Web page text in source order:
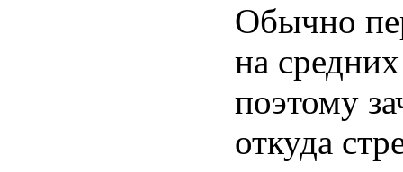
Обычно
на
поэтому
откуда